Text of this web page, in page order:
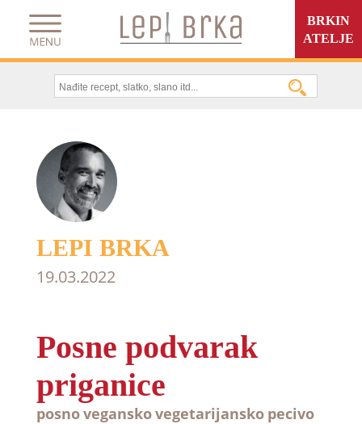
BRKIN
ATELJE
LEPI BRKA
19.03.2022
Posne podvarak
priganice
posnoveganskovegetarijansko pecivo